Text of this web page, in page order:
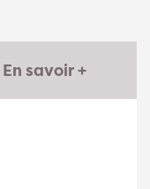
En savoir +